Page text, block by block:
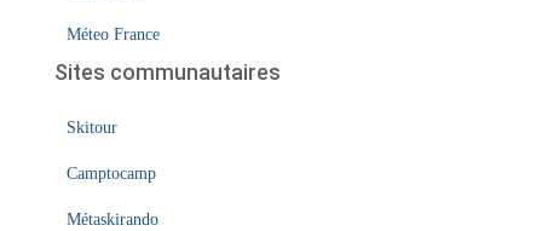
Méteo France
Sites communautaires
Skitour
Camptocamp
Métaskirando